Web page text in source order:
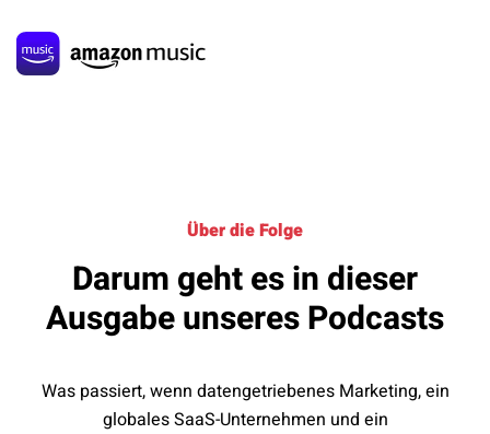
Über die Folge
Darum geht es in dieser
Ausgabe unseres Podcasts
Was passiert, wenn datengetriebenes Marketing, ein
globales SaaS-Unternehmen und ein